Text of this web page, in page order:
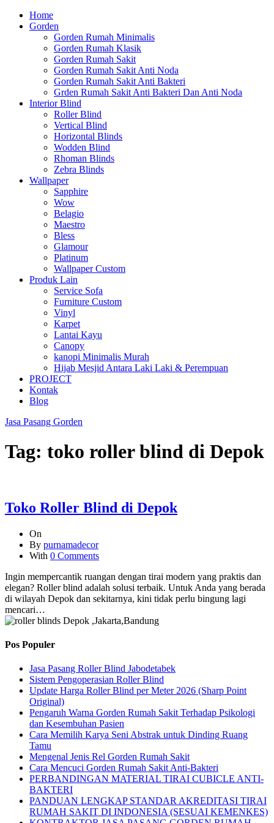
Home
Gorden
Gorden Rumah Minimalis
Gorden Rumah Klasik
Gorden Rumah Sakit
Gorden Rumah Sakit Anti Noda
Gorden Rumah Sakit Anti Bakteri
Grden Rumah Sakit Anti Bakteri Dan Anti Noda
Interior Blind
Roller Blind
Vertical Blind
Horizontal Blinds
Wodden Blind
Rhoman Blinds
Zebra Blinds
Wallpaper
Sapphire
Wow
Belagio
Maestro
Bless
Glamour
Platinum
Wallpaper Custom
Produk Lain
Service Sofa
Furniture Custom
Vinyl
Karpet
Lantai Kayu
Canopy
kanopi Minimalis Murah
Hijab Mesjid Antara Laki Laki & Perempuan
PROJECT
Kontak
Blog
Jasa Pasang Gorden
Tag: toko roller blind di Depok
Toko Roller Blind di Depok
On
By purnamadecor
With 0 Comments
Ingin mempercantik ruangan dengan tirai modern yang praktis dan
elegan? Roller blind adalah solusi terbaik. Untuk Anda yang berada
di wilayah Depok dan sekitarnya, kini tidak perlu bingung lagi
mencari…
Pos Populer
Jasa Pasang Roller Blind Jabodetabek
Sistem Pengoperasian Roller Blind
Update Harga Roller Blind per Meter 2026 (Sharp Point
Original)
Pengaruh Warna Gorden Rumah Sakit Terhadap Psikologi
dan Kesembuhan Pasien
Cara Memilih Karya Seni Abstrak untuk Dinding Ruang
Tamu
Mengenal Jenis Rel Gorden Rumah Sakit
Cara Mencuci Gorden Rumah Sakit Anti-Bakteri
PERBANDINGAN MATERIAL TIRAI CUBICLE ANTI-
BAKTERI
PANDUAN LENGKAP STANDAR AKREDITASI TIRAI
RUMAH SAKIT DI INDONESIA (SESUAI KEMENKES)